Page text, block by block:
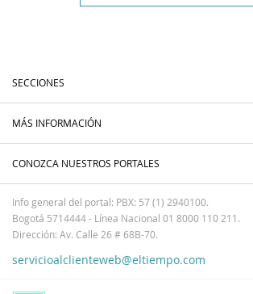
SECCIONES
MÁS INFORMACIÓN
CONOZCA NUESTROS PORTALES
Info general del portal: PBX: 57 (1) 2940100.
Bogotá 5714444 - Línea Nacional 01 8000 110 211.
Dirección: Av. Calle 26 # 68B-70.
servicioalclienteweb@eltiempo.com